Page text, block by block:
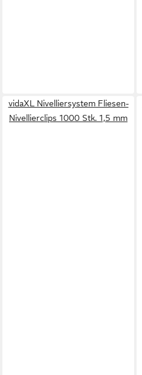
vidaXL Nivelliersystem Fliesen-
Nivellierclips 1000 Stk. 1,5 mm